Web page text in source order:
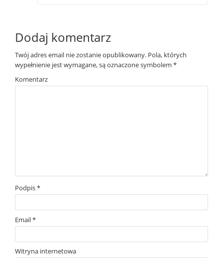
Dodaj komentarz
Twój adres email nie zostanie opublikowany. Pola, których
wypełnienie jest wymagane, są oznaczone symbolem *
Komentarz
Podpis*
Email*
Witryna internetowa